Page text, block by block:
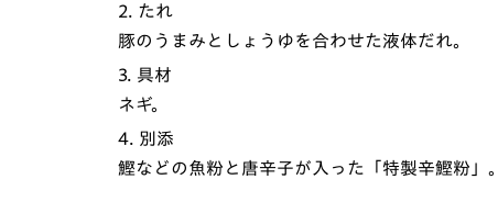
2. たれ
豚のうまみとしょうゆを合わせた液体だれ。
3. 具材
ネギ。
4. 別添
鰹などの魚粉と唐辛子が入った「特製辛鰹粉」。